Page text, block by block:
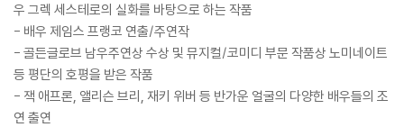
우 그렉 세스테로의 실화를 바탕으로 하는 작품
- 배우 제임스 프랭코 연출/주연작
- 골든글로브 남우주연상 수상 및 뮤지컬/코미디 부문 작품상 노미네이트
등 평단의 호평을 받은 작품
- 잭 애프론, 앨리슨 브리, 재키 위버 등 반가운 얼굴의 다양한 배우들의 조
연 출연